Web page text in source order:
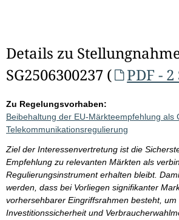
Details zu
SG2506300237 (
PDF -
Zu Regelungsvorhaben:
Beibehaltung der EU-Märkteempfehlung als
Telekommunikationsregulierung
Ziel der Interessenvertretung ist die
Empfehlung zu relevanten Märkten als
Regulierungsinstrument erhalten bleibt.
werden, dass bei Vorliegen signifikanter
vorhersehbarer Eingriffsrahmen besteht, um
Investitionssicherheit und